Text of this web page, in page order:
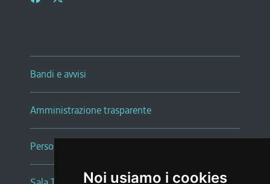
Noi usiamo i cookies
Bandi e avvisi
Amministrazione trasparente
Persone e Uffici